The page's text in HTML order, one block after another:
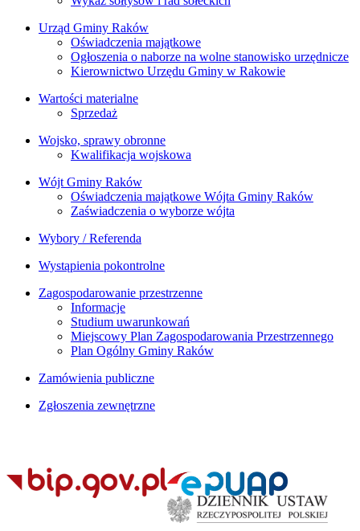
Urząd Gminy Raków
Oświadczenia majątkowe
Ogłoszenia o naborze na wolne stanowisko urzędnicze
Kierownictwo Urzędu Gminy w Rakowie
Wartości materialne
Sprzedaż
Wojsko, sprawy obronne
Kwalifikacja wojskowa
Wójt Gminy Raków
Oświadczenia majątkowe Wójta Gminy Raków
Zaświadczenia o wyborze wójta
Wybory / Referenda
Wystąpienia pokontrolne
Zagospodarowanie przestrzenne
Informacje
Studium uwarunkowań
Miejscowy Plan Zagospodarowania Przestrzennego
Plan Ogólny Gminy Raków
Zamówienia publiczne
Zgłoszenia zewnętrzne